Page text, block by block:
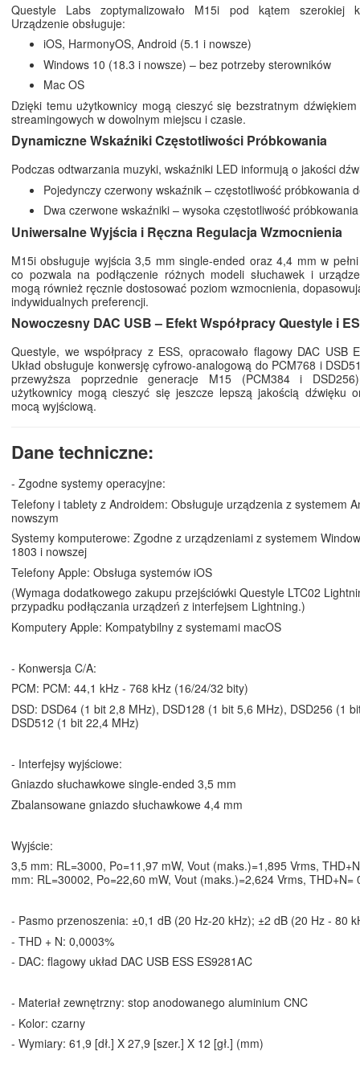
Questyle Labs zoptymalizowało M15i pod kątem szerokiej
Urządzenie obsługuje:
iOS, HarmonyOS, Android (5.1 i nowsze)
Windows 10 (18.3 i nowsze) – bez potrzeby sterowników
Mac OS
Dzięki temu użytkownicy mogą cieszyć się bezstratnym
streamingowych w dowolnym miejscu i czasie.
Dynamiczne Wskaźniki Częstotliwości Próbkowania
Podczas odtwarzania muzyki, wskaźniki LED informują o jakości
Pojedynczy czerwony wskaźnik – częstotliwość próbkowania
Dwa czerwone wskaźniki – wysoka częstotliwość
Uniwersalne Wyjścia i Ręczna Regulacja Wzmocnienia
M15i obsługuje wyjścia 3,5 mm single-ended oraz 4,4 mm w
co pozwala na podłączenie różnych modeli słuchawek i
mogą również ręcznie dostosować poziom wzmocnienia,
indywidualnych preferencji.
Nowoczesny DAC USB – Efekt Współpracy Questyle i
Questyle, we współpracy z ESS, opracowało flagowy DAC USB
Układ obsługuje konwersję cyfrowo-analogową do PCM768 i
przewyższa poprzednie generacje M15 (PCM384 i
użytkownicy mogą cieszyć się jeszcze lepszą jakością dźwięku
mocą wyjściową.
Dane techniczne:
- Zgodne systemy operacyjne:
Telefony i tablety z Androidem: Obsługuje urządzenia z systemem
nowszym
Systemy komputerowe: Zgodne z urządzeniami z systemem
1803 i nowszej
Telefony Apple: Obsługa systemów iOS
(Wymaga dodatkowego zakupu przejściówki Questyle LTC02
przypadku podłączania urządzeń z interfejsem Lightning.)
Komputery Apple: Kompatybilny z systemami macOS
- Konwersja C/A:
PCM: PCM: 44,1 kHz - 768 kHz (16/24/32 bity)
DSD: DSD64 (1 bit 2,8 MHz), DSD128 (1 bit 5,6 MHz), DSD256 (1
DSD512 (1 bit 22,4 MHz)
- Interfejsy wyjściowe:
Gniazdo słuchawkowe single-ended 3,5 mm
Zbalansowane gniazdo słuchawkowe 4,4 mm
Wyjście:
3,5 mm: RL=3000, Po=11,97 mW, Vout (maks.)=1,895 Vrms,
mm: RL=30002, Po=22,60 mW, Vout (maks.)=2,624 Vrms, THD+N=
- Pasmo przenoszenia: ±0,1 dB (20 Hz-20 kHz); ±2 dB (20 Hz - 80
- THD + N: 0,0003%
- DAC: flagowy układ DAC USB ESS ES9281AC
- Materiał zewnętrzny: stop anodowanego aluminium CNC
- Kolor: czarny
- Wymiary: 61,9 [dł.] X 27,9 [szer.] X 12 [gł.] (mm)